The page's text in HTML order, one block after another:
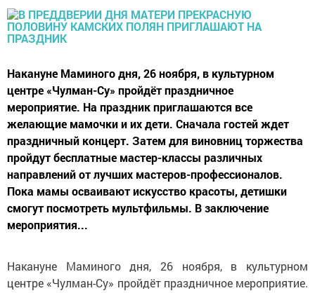
Накануне Маминого дня, 26 ноября, в культурном
центре «Чулман-Су» пройдёт праздничное
мероприятие. На праздник приглашаются все
желающие мамочки и их дети. Сначала гостей ждет
праздничный концерт. Затем для виновниц торжества
пройдут бесплатные мастер-классы различных
направлений от лучших мастеров-профессионалов.
Пока мамы осваивают искусство красоты, детишки
смогут посмотреть мультфильмы. В заключение
мероприятия...
Накануне Маминого дня, 26 ноября, в культурном
центре «Чулман-Су» пройдёт праздничное мероприятие.